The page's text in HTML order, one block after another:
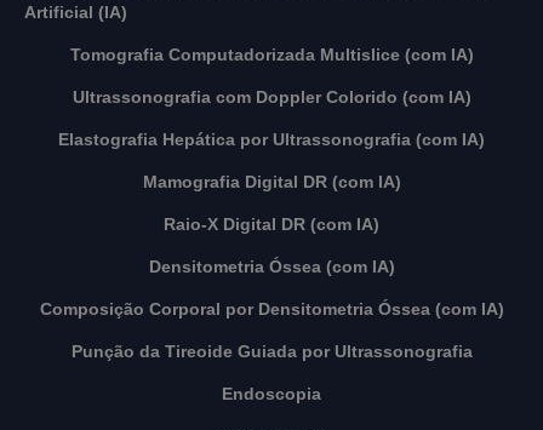
Artificial (IA)
Tomografia Computadorizada Multislice (com IA)
Ultrassonografia com Doppler Colorido (com IA)
Elastografia Hepática por Ultrassonografia (com IA)
Mamografia Digital DR (com IA)
Raio-X Digital DR (com IA)
Densitometria Óssea (com IA)
Composição Corporal por Densitometria Óssea (com IA)
Punção da Tireoide Guiada por Ultrassonografia
Endoscopia